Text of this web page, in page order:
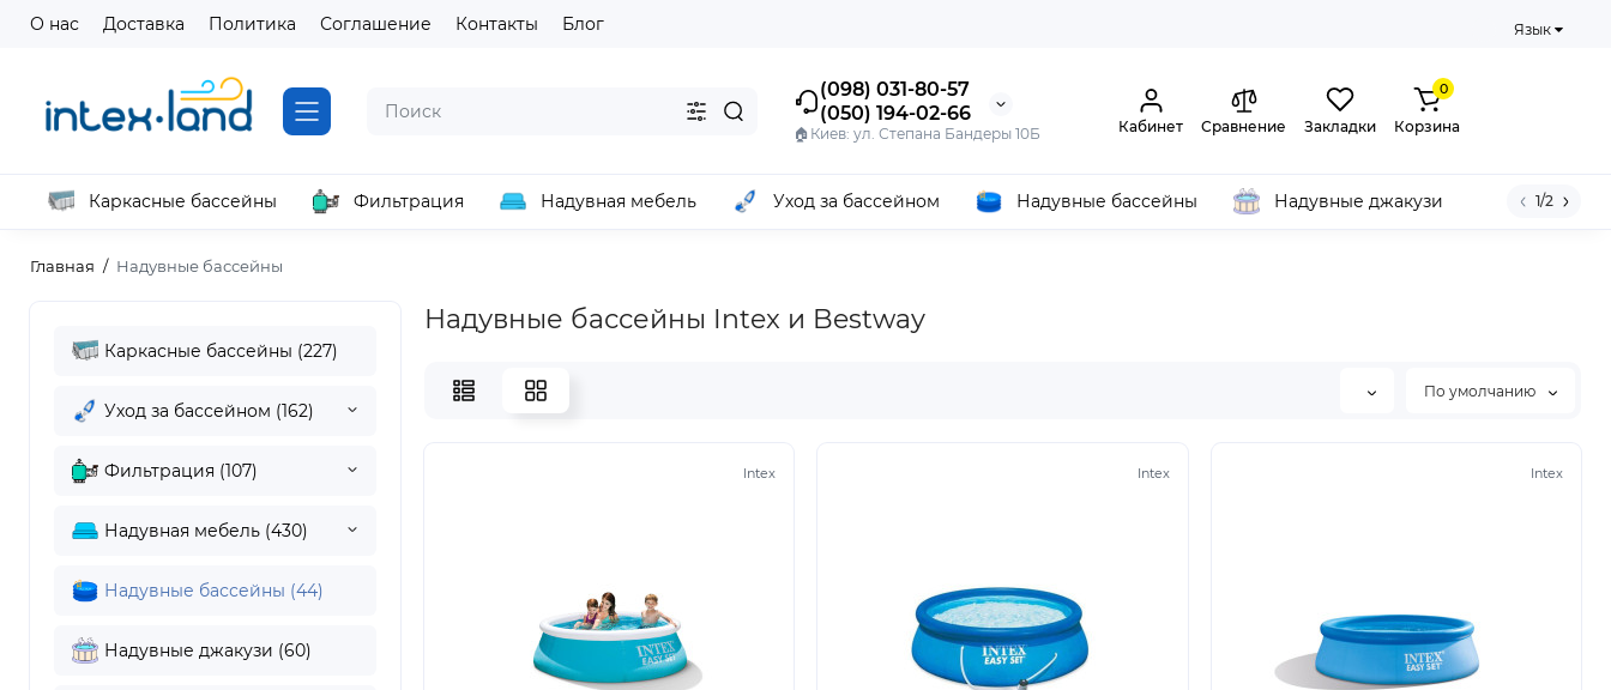
О нас Доставка Политика Соглашение Контакты Блог Язык
(098) 031-80-57
(050) 194-02-66
🏠Киев: ул. Степана Бандеры 10Б Кабинет Сравнение Закладки
0
Корзина
Каркасные бассейны Фильтрация Надувная мебель Уход за бассейном Надувные бассейны Надувные джакузи 1/2
Главная Надувные бассейны
Каркасные бассейны (227)
Уход за бассейном (162)
Фильтрация (107)
Надувная мебель (430)
Надувные бассейны (44)
Надувные джакузи (60)
Надувные бассейны Intex и Bestway
По умолчанию
Intex Intex Intex